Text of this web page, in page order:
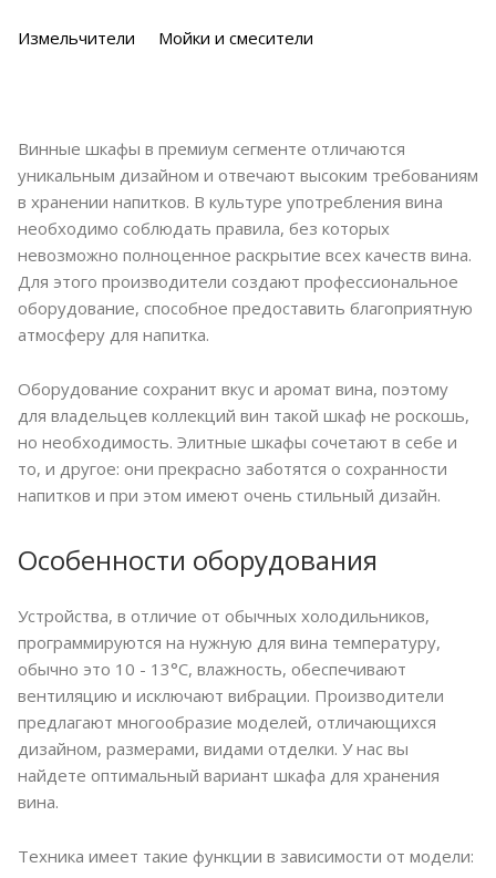
Измельчители Мойки и смесители
Винные шкафы в премиум сегменте отличаются
уникальным дизайном и отвечают высоким требованиям
в хранении напитков. В культуре употребления вина
необходимо соблюдать правила, без которых
невозможно полноценное раскрытие всех качеств вина.
Для этого производители создают профессиональное
оборудование, способное предоставить благоприятную
атмосферу для напитка.
Оборудование сохранит вкус и аромат вина, поэтому
для владельцев коллекций вин такой шкаф не роскошь,
но необходимость. Элитные шкафы сочетают в себе и
то, и другое: они прекрасно заботятся о сохранности
напитков и при этом имеют очень стильный дизайн.
Особенности оборудования
Устройства, в отличие от обычных холодильников,
программируются на нужную для вина температуру,
обычно это 10 - 13°С, влажность, обеспечивают
вентиляцию и исключают вибрации. Производители
предлагают многообразие моделей, отличающихся
дизайном, размерами, видами отделки. У нас вы
найдете оптимальный вариант шкафа для хранения
вина.
Техника имеет такие функции в зависимости от модели: